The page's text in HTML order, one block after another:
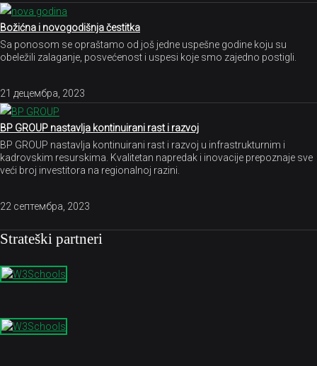
Božićna i novogodišnja čestitka
Sa ponosom se opraštamo od još jedne uspešne godine koju su
obeležili zalaganje, posvećenost i uspesi koje smo zajedno postigli.
21 децембра, 2023
BP GROUP nastavlja kontinuirani rast i razvoj
BP GROUP nastavlja kontinuirani rast i razvoj u infrastrukturnim i
kadrovskim resurskima. Kvalitetan napredak i inovacije prepoznaje sve
veći broj investitora na regionalnoj razini.
22 септембра, 2023
Strateški partneri